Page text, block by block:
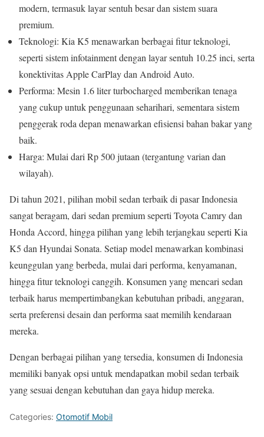
modern, termasuk layar sentuh besar dan sistem suara
premium.
Teknologi: Kia K5 menawarkan berbagai fitur teknologi,
seperti sistem infotainment dengan layar sentuh 10.25 inci, serta
konektivitas Apple CarPlay dan Android Auto.
Performa: Mesin 1.6 liter turbocharged memberikan tenaga
yang cukup untuk penggunaan seharihari, sementara sistem
penggerak roda depan menawarkan efisiensi bahan bakar yang
baik.
Harga: Mulai dari Rp 500 jutaan (tergantung varian dan
wilayah).
Di tahun 2021, pilihan mobil sedan terbaik di pasar Indonesia
sangat beragam, dari sedan premium seperti Toyota Camry dan
Honda Accord, hingga pilihan yang lebih terjangkau seperti Kia
K5 dan Hyundai Sonata. Setiap model menawarkan kombinasi
keunggulan yang berbeda, mulai dari performa, kenyamanan,
hingga fitur teknologi canggih. Konsumen yang mencari sedan
terbaik harus mempertimbangkan kebutuhan pribadi, anggaran,
serta preferensi desain dan performa saat memilih kendaraan
mereka.
Dengan berbagai pilihan yang tersedia, konsumen di Indonesia
memiliki banyak opsi untuk mendapatkan mobil sedan terbaik
yang sesuai dengan kebutuhan dan gaya hidup mereka.
Categories: Otomotif Mobil